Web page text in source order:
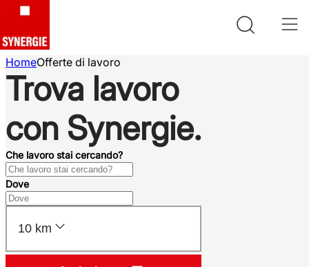
HomeOfferte di lavoro
Trova lavoro
con Synergie.
Che lavoro stai cercando?
Dove
10 km